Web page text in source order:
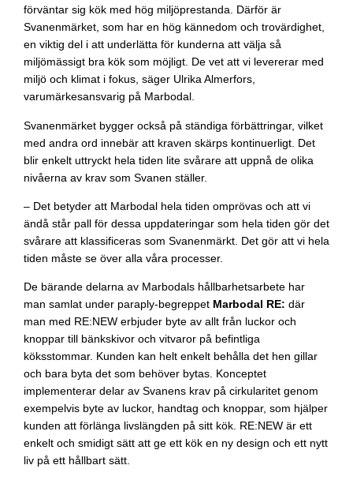
förväntar sig kök med hög miljöprestanda. Därför är
Svanenmärket, som har en hög kännedom och trovärdighet,
en viktig del i att underlätta för kunderna att välja så
miljömässigt bra kök som möjligt. De vet att vi levererar med
miljö och klimat i fokus, säger Ulrika Almerfors,
varumärkesansvarig på Marbodal.
Svanenmärket bygger också på ständiga förbättringar, vilket
med andra ord innebär att kraven skärps kontinuerligt. Det
blir enkelt uttryckt hela tiden lite svårare att uppnå de olika
nivåerna av krav som Svanen ställer.
– Det betyder att Marbodal hela tiden omprövas och att vi
ändå står pall för dessa uppdateringar som hela tiden gör det
svårare att klassificeras som Svanenmärkt. Det gör att vi hela
tiden måste se över alla våra processer.
De bärande delarna av Marbodals hållbarhetsarbete har
man samlat under paraply-begreppet Marbodal RE: där
man med RE:NEW erbjuder byte av allt från luckor och
knoppar till bänkskivor och vitvaror på befintliga
köksstommar. Kunden kan helt enkelt behålla det hen gillar
och bara byta det som behöver bytas. Konceptet
implementerar delar av Svanens krav på cirkularitet genom
exempelvis byte av luckor, handtag och knoppar, som hjälper
kunden att förlänga livslängden på sitt kök. RE:NEW är ett
enkelt och smidigt sätt att ge ett kök en ny design och ett nytt
liv på ett hållbart sätt.